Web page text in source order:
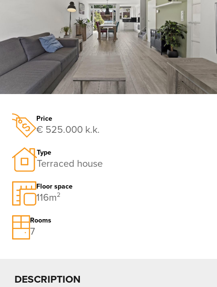
previous
Price
€ 525.000 k.k.
Type
Terraced house
Floor space
116m²
Rooms
7
DESCRIPTION